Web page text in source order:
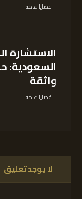
قضايا عامة
الاستشارة
السعودية:
واثقة
قضايا عامة
لا يوجد تعليق